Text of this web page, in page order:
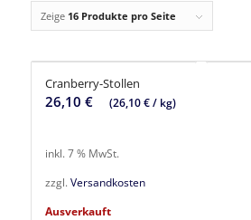
Zeige 16 Produkte pro Seite
Cranberry-Stollen
26,10 € (26,10€/ kg)
inkl. 7 % MwSt.
zzgl. Versandkosten
Ausverkauft